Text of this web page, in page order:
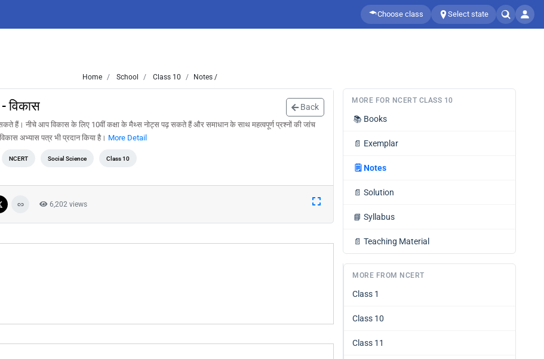
Choose class Select state
Home School Class 10 Notes /
विकास Back
सकते हैं। नीचे आप विकास के लिए 10वीं कक्षा के मैथ्स नोट्स पढ़ सकते हैं और समाधान के साथ महत्वपूर्ण प्रश्नों की जांच
अभ्यास पत्र भी प्रदान किया है। More Detail
NCERT Social Science Class 10
6,202 views
MORE FOR NCERT CLASS 10
📚 Books
📄 Exemplar
🗒️ Notes
📄 Solution
📘 Syllabus
📄 Teaching Material
MORE FROM NCERT
Class 1
Class 10
Class 11